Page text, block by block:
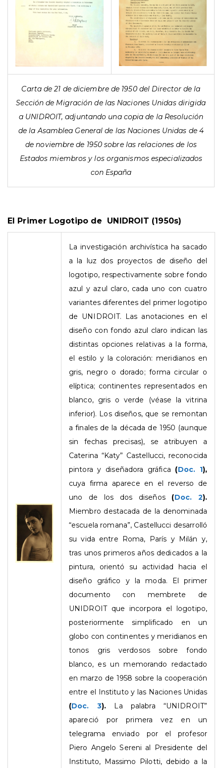
Carta de 21 de diciembre de 1950 del Director de la
Sección de Migración de las Naciones Unidas dirigida
a UNIDROIT, adjuntando una copia de la Resolución
de la Asamblea General de las Naciones Unidas de 4
de noviembre de 1950 sobre las relaciones de los
Estados miembros y los organismos especializados
con España
El Primer Logotipo de UNIDROIT (1950s)
La investigación archivística ha sacado
a la luz dos proyectos de diseño del
logotipo, respectivamente sobre fondo
azul y azul claro, cada uno con cuatro
variantes diferentes del primer logotipo
de UNIDROIT. Las anotaciones en el
diseño con fondo azul claro indican las
distintas opciones relativas a la forma,
el estilo y la coloración: meridianos en
gris, negro o dorado; forma circular o
elíptica; continentes representados en
blanco, gris o verde (véase la vitrina
inferior). Los diseños, que se remontan
a finales de la década de 1950 (aunque
sin fechas precisas), se atribuyen a
Caterina “Katy” Castellucci, reconocida
pintora y diseñadora gráfica (Doc. 1),
cuya firma aparece en el reverso de
uno de los dos diseños (Doc. 2).
Miembro destacada de la denominada
“escuela romana”, Castellucci desarrolló
su vida entre Roma, París y Milán y,
tras unos primeros años dedicados a la
pintura, orientó su actividad hacia el
diseño gráfico y la moda. El primer
documento con membrete de
UNIDROIT que incorpora el logotipo,
posteriormente simplificado en un
globo con continentes y meridianos en
tonos gris verdosos sobre fondo
blanco, es un memorando redactado
en marzo de 1958 sobre la cooperación
entre el Instituto y las Naciones Unidas
(Doc. 3). La palabra “UNIDROIT”
apareció por primera vez en un
telegrama enviado por el profesor
Piero Angelo Sereni al Presidente del
Instituto, Massimo Pilotti, debido a la